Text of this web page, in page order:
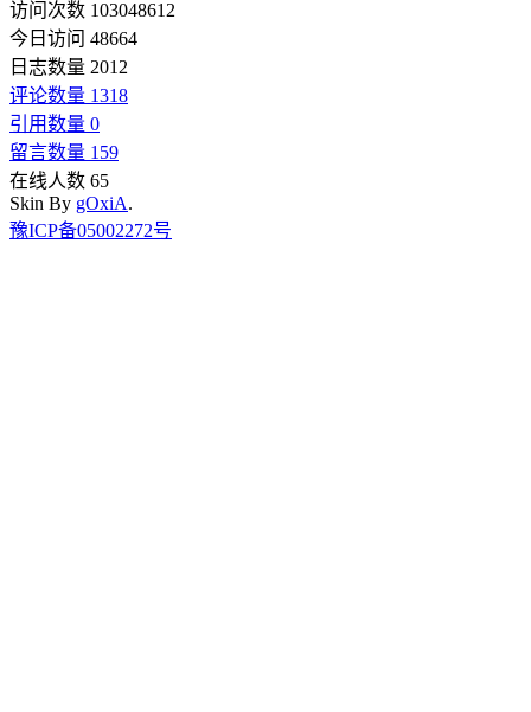
访问次数 103048612
今日访问 48664
日志数量 2012
评论数量 1318
引用数量 0
留言数量 159
在线人数 65
Skin By gOxiA.
豫ICP备05002272号